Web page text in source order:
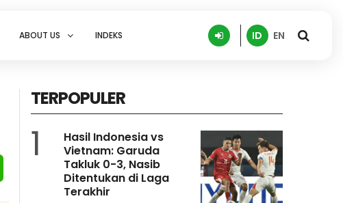
ABOUT US INDEKS ID EN
TERPOPULER
1
Hasil Indonesia vs
Vietnam: Garuda
Takluk 0-3, Nasib
Ditentukan di Laga
Terakhir